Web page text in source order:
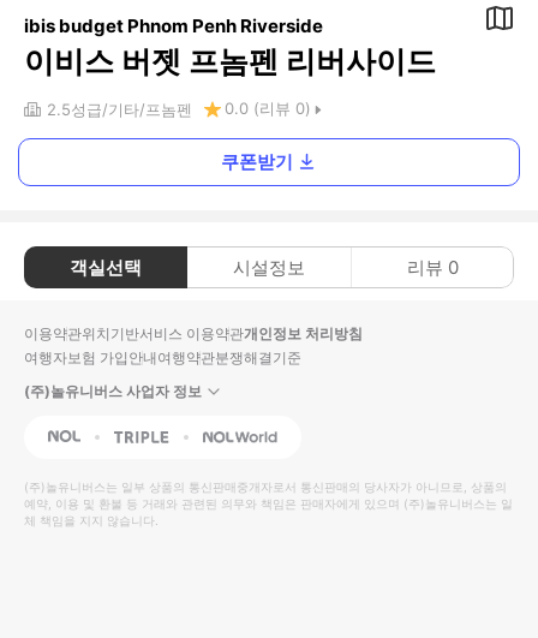
ibis budget Phnom Penh Riverside
이비스 버젯 프놈펜 리버사이드
2.5성급 기타 프놈펜 0.0 (리뷰 0)
쿠폰받기
객실선택 시설정보 리뷰 0
이용약관위치기반서비스 이용약관개인정보 처리방침
여행자보험 가입안내여행약관분쟁해결기준
(주)놀유니버스 사업자 정보
NOL Triple Interpark Global
(주)놀유니버스는 일부 상품의 통신판매중개자로서 통신판매의 당사자가 아니므로, 상품의
예약, 이용 및 환불 등 거래와 관련된 의무와 책임은 판매자에게 있으며 (주)놀유니버스는 일
체 책임을 지지 않습니다.